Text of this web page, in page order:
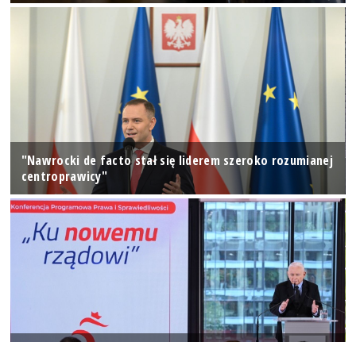
"Nawrocki de facto stał się liderem szeroko rozumianej
centroprawicy"